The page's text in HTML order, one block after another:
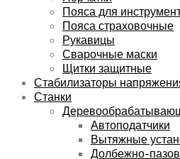
Пояса для
Пояса страховочные
Рукавицы
Сварочные маски
Щитки защитные
Стабилизаторы
Станки
Автоподатчики
Вытяжные
Долбежно-